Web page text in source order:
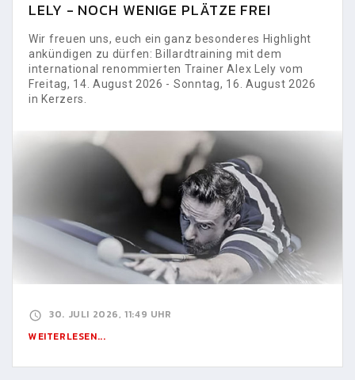
LELY - NOCH WENIGE PLÄTZE FREI
Wir freuen uns, euch ein ganz besonderes Highlight
ankündigen zu dürfen: Billardtraining mit dem
international renommierten Trainer Alex Lely vom
Freitag, 14. August 2026 - Sonntag, 16. August 2026
in Kerzers.
30. JULI 2026, 11:49 UHR
WEITERLESEN...